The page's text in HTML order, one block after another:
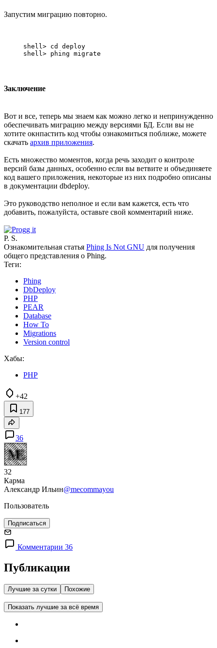
Запустим миграцию повторно.
shell> cd deploy
Заключение
Вот и все, теперь мы знаем как можно легко и непринужденно
обеспечивать миграцию между версиями БД. Если вы не
хотите окнпастить код чтобы ознакомиться поближе, можете
скачать архив приложения.
Есть множество моментов, когда речь заходит о контроле
версий базы данных, особенно если вы ветвите и объединяете
код вашего приложения, некоторые из них подробно описаны
в документации dbdeploy.
Это руководство неполное и если вам кажется, есть что
добавить, пожалуйста, оставьте свой комментарий ниже.
P. S.
Ознакомительная статья Phing Is Not GNU для получения
общего представления о Phing.
Теги:
Phing
DbDeploy
PHP
PEAR
Database
How To
Migrations
Version control
Хабы:
PHP
+42
177
36
32
Карма
Александр Ильин@mecommayou
Пользователь
Подписаться
Комментарии 36
Публикации
Лучшие за сутки Похожие
Показать лучшие за всё время